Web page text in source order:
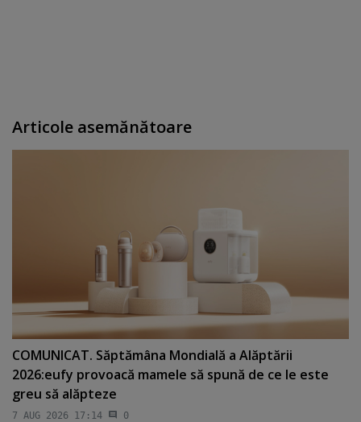
Articole asemănătoare
COMUNICAT. Săptămâna Mondială a Alăptării
2026:eufy provoacă mamele să spună de ce le este
greu să alăpteze
7 AUG 2026 17:14 0